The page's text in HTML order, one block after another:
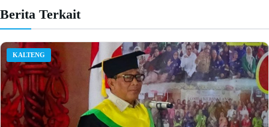
Berita Terkait
KALTENG